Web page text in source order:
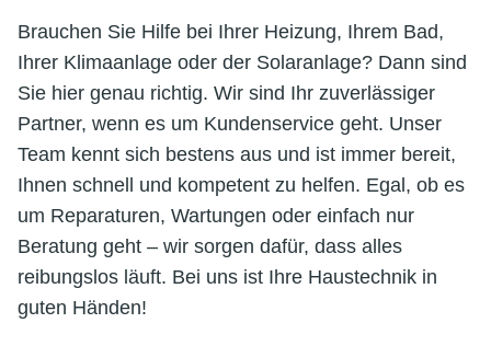
Brauchen Sie Hilfe bei Ihrer Heizung, Ihrem Bad,
Ihrer Klimaanlage oder der Solaranlage? Dann sind
Sie hier genau richtig. Wir sind Ihr zuverlässiger
Partner, wenn es um Kundenservice geht. Unser
Team kennt sich bestens aus und ist immer bereit,
Ihnen schnell und kompetent zu helfen. Egal, ob es
um Reparaturen, Wartungen oder einfach nur
Beratung geht – wir sorgen dafür, dass alles
reibungslos läuft. Bei uns ist Ihre Haustechnik in
guten Händen!